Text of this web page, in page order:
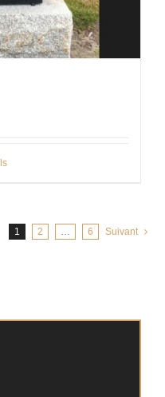
1 2 … 6 Suivant